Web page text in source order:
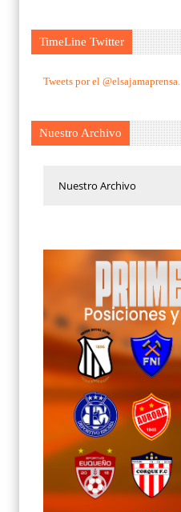
TimeLine Twitter
Tweets por el @elsajamaprensa.
Nuestro Archivo